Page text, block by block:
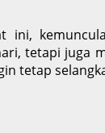
ini,
tetapi juga
tetap